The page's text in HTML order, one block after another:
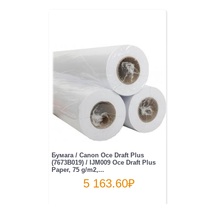
Бумага / Canon Oce Draft Plus
(7673B019) / IJM009 Oce Draft Plus
Paper, 75 g/m2,...
5 163.60₽